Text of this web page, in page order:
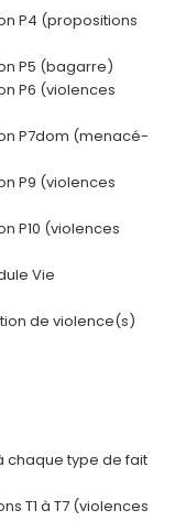
P4 (propositions
P5 (bagarre)
P6 (violences
P7dom (menacé-
P9 (violences
P10 (violences
Vie
de violence(s)
chaque type de fait
T1 à T7 (violences